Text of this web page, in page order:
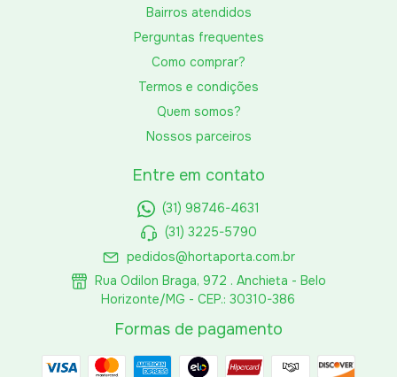
Bairros atendidos
Perguntas frequentes
Como comprar?
Termos e condições
Quem somos?
Nossos parceiros
Entre em contato
(31) 98746-4631
(31) 3225-5790
pedidos@hortaporta.com.br
Rua Odilon Braga, 972 . Anchieta - Belo
Horizonte/MG - CEP.: 30310-386
Formas de pagamento